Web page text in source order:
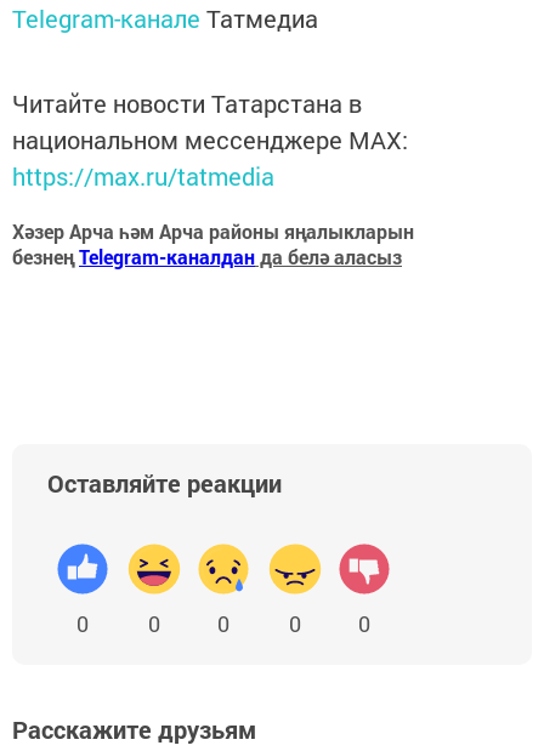
Telegram-канале Татмедиа
Читайте новости Татарстана в
национальном мессенджере MАХ:
https://max.ru/tatmedia
Хәзер Арча һәм Арча районы яңалыкларын
безнеңTelegram-каналданда белә аласыз
Оставляйте реакции
0 0 0 0 0
Расскажите друзьям